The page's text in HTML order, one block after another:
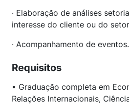
· Elaboração de análises
interesse do cliente ou do
· Acompanhamento de eventos.
Requisitos
• Graduação completa em
Relações Internacionais,